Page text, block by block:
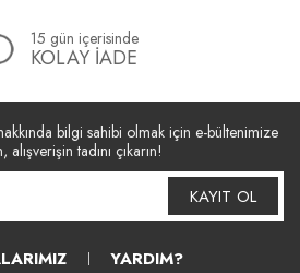
15 gün içerisinde
KOLAY İADE
bilgi sahibi olmak için e-bültenimize
alışverişin tadını çıkarın!
KAYIT OL
YARDIM?